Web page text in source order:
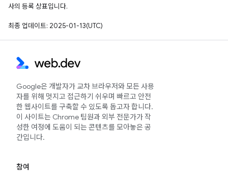
사의 등록 상표입니다.
최종 업데이트: 2025-01-13(UTC)
Google은 개발자가 교차 브라우저와 모든 사용
자를 위해 멋지고 접근하기 쉬우며 빠르고 안전
한 웹사이트를 구축할 수 있도록 돕고자 합니다.
이 사이트는 Chrome 팀원과 외부 전문가가 작
성한 여정에 도움이 되는 콘텐츠를 모아놓은 공
간입니다.
참여